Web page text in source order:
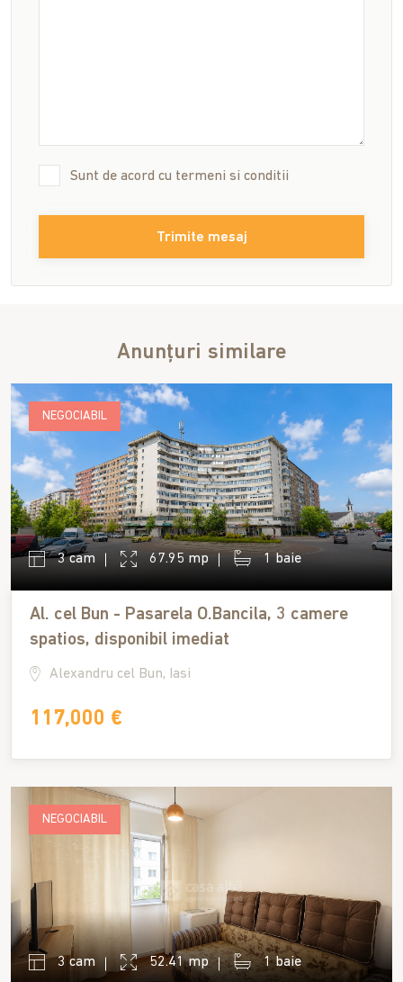
Sunt de acord cu termeni si conditii
Trimite mesaj
Anunțuri similare
NEGOCIABIL
3 cam 67.95 mp 1 baie
Al. cel Bun - Pasarela O.Bancila, 3 camere
spatios, disponibil imediat
Alexandru cel Bun, Iasi
117,000 €
NEGOCIABIL
3 cam 52.41 mp 1 baie